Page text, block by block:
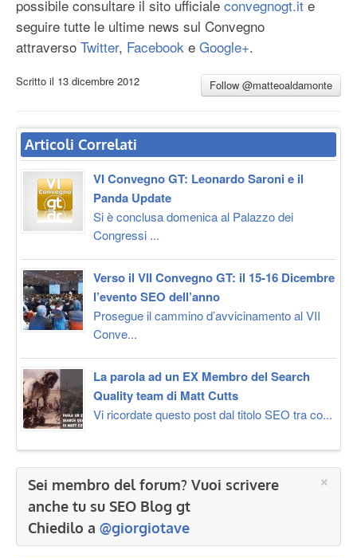
possibile consultare il sito ufficiale convegnogt.it e
seguire tutte le ultime news sul Convegno
attraverso Twitter, Facebook e Google+.
Scritto il 13 dicembre 2012 Follow @matteoaldamonte
Articoli Correlati
VI Convegno GT: Leonardo Saroni e il
Panda Update
Si è conclusa domenica al Palazzo dei
Congressi ...
Verso il VII Convegno GT: il 15-16 Dicembre
l’evento SEO dell’anno
Prosegue il cammino d’avvicinamento al VII
Conve...
La parola ad un EX Membro del Search
Quality team di Matt Cutts
Vi ricordate questo post dal titolo SEO tra co...
×
Sei membro del forum? Vuoi scrivere
anche tu su SEO Blog gt
Chiedilo a @giorgiotave